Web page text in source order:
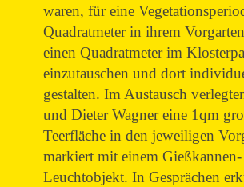
waren, für eine
Quadratmeter in ihrem
einen Quadratmeter im
einzutauschen und dort
gestalten. Im Austausch
und Dieter Wagner eine 1qm
Teerfläche in den jeweiligen
markiert mit einem Gießkannen-
Leuchtobjekt. In Gesprächen